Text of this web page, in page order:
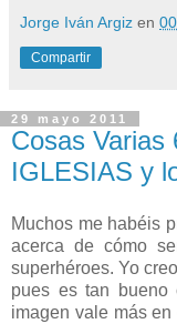
Jorge Iván Argiz en
Compartir
29 mayo 2011
Cosas Varias
IGLESIAS y
Muchos me habéis
acerca de cómo
superhéroes. Yo
pues es tan bueno
imagen vale más